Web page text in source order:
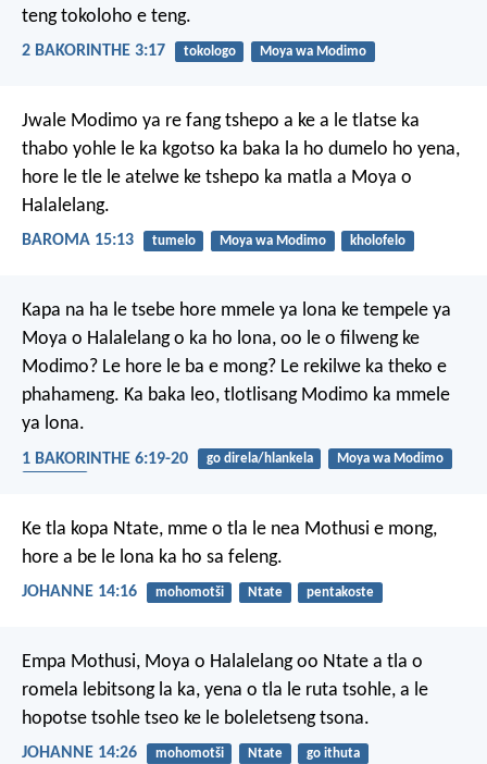
teng tokoloho e teng.
2 BAKORINTHE 3:17 tokologo Moya wa Modimo
Jwale Modimo ya re fang tshepo a ke a le tlatse ka
thabo yohle le ka kgotso ka baka la ho dumelo ho yena,
hore le tle le atelwe ke tshepo ka matla a Moya o
Halalelang.
BAROMA 15:13 tumelo Moya wa Modimo kholofelo
Kapa na ha le tsebe hore mmele ya lona ke tempele ya
Moya o Halalelang o ka ho lona, oo le o filweng ke
Modimo? Le hore le ba e mong? Le rekilwe ka theko e
phahameng. Ka baka leo, tlotlisang Modimo ka mmele
ya lona.
1 BAKORINTHE 6:19-20 go direla/hlankela
Moya wa Modimo
Ke tla kopa Ntate, mme o tla le nea Mothusi e mong,
hore a be le lona ka ho sa feleng.
JOHANNE 14:16 mohomotši Ntate pentakoste
Empa Mothusi, Moya o Halalelang oo Ntate a tla o
romela lebitsong la ka, yena o tla le ruta tsohle, a le
hopotse tsohle tseo ke le boleletseng tsona.
JOHANNE 14:26 mohomotši Ntate go ithuta